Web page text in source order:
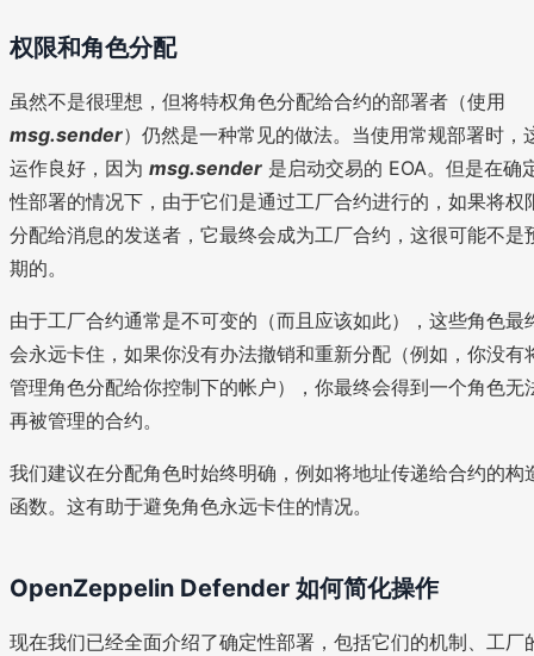
权限和角色分配
虽然不是很理想，但将特权角色分配给合约的部署者（使用
msg.sender）仍然是一种常见的做法。当使用常规部署时，
运作良好，因为 msg.sender 是启动交易的 EOA。但是在确
性部署的情况下，由于它们是通过工厂合约进行的，如果将权
分配给消息的发送者，它最终会成为工厂合约，这很可能不是
期的。
由于工厂合约通常是不可变的（而且应该如此），这些角色最
会永远卡住，如果你没有办法撤销和重新分配（例如，你没有
管理角色分配给你控制下的帐户），你最终会得到一个角色无
再被管理的合约。
我们建议在分配角色时始终明确，例如将地址传递给合约的构
函数。这有助于避免角色永远卡住的情况。
OpenZeppelin Defender 如何简化操作
现在我们已经全面介绍了确定性部署，包括它们的机制、工厂